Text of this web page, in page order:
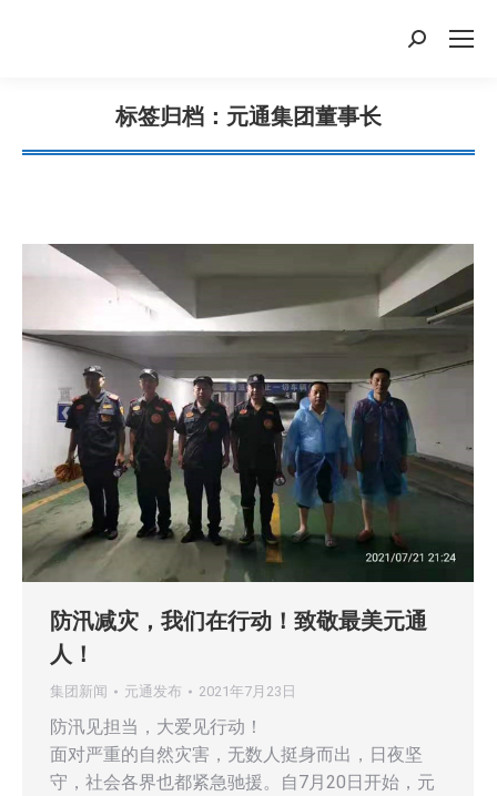
搜
标签归档： 元通集团董事长
您在这里：
防汛减灾，我们在行动！致敬最美元通
人！
集团新闻 元通发布 2021年7月23日
防汛见担当，大爱见行动！
面对严重的自然灾害，无数人挺身而出，日夜坚
守，社会各界也都紧急驰援。自7月20日开始，元